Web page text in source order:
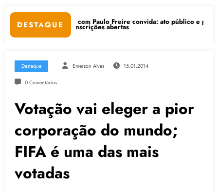
DESTAQUE
inscrições abertas
com Paulo Freire convida: ato público e pedagógica na sexta-feira
Destaque Emerson Alves 15.01.2014
0 Comentários
Votação vai eleger a pior
corporação do mundo;
FIFA é uma das mais
votadas